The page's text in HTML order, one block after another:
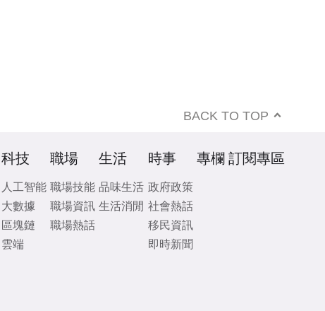
BACK TO TOP
科技
人工智能
大數據
區塊鏈
雲端
職場
職場技能
職場資訊
職場熱話
生活
品味生活
生活消閒
時事
政府政策
社會熱話
移民資訊
即時新聞
專欄 訂閱專區